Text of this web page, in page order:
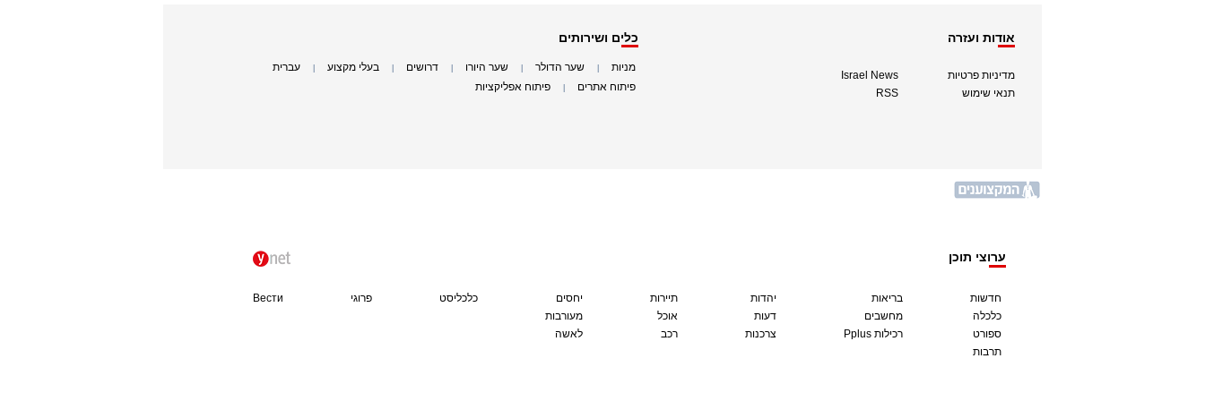
אודות ועזרה
מדיניות פרטיות
תנאי שימוש
Israel News
RSS
כלים ושירותים
מניות שער הדולר שער היורו דרושים בעלי מקצוע עברית
פיתוח אתרים פיתוח אפליקציות
ערוצי תוכן
חדשות
כלכלה
ספורט
תרבות
בריאות
מחשבים
Pplus רכילות
יהדות
דעות
צרכנות
תיירות
אוכל
רכב
יחסים
מעורבות
לאשה
כלכליסט פרוגי Вести